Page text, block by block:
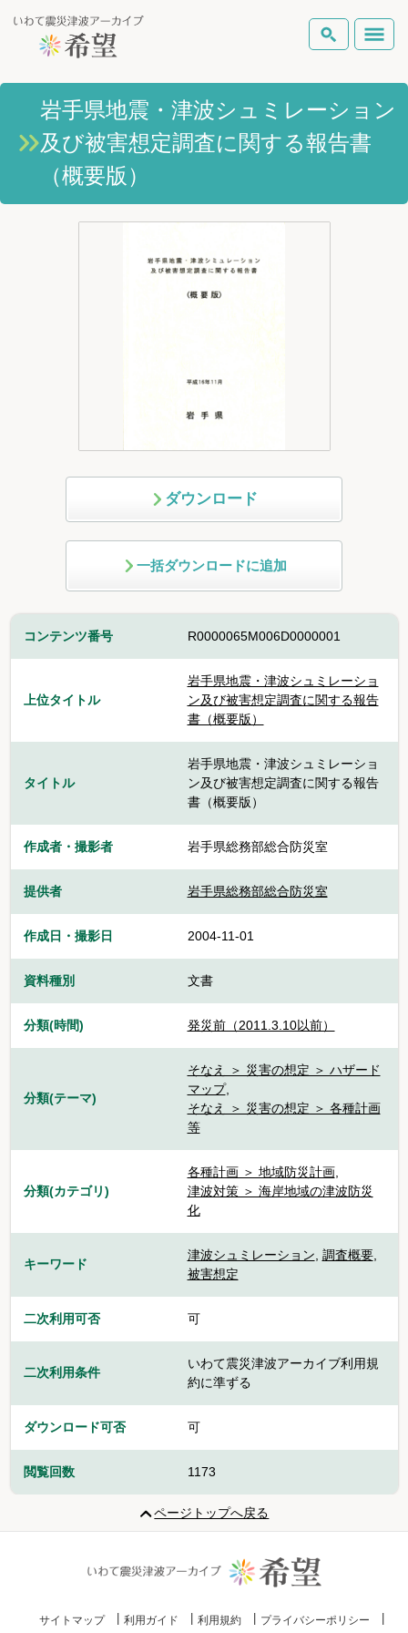
いわて震災津波アーカイブとは
岩手県の被害状況
検索
テーマから探す
岩手県地震・津波シュミレーション
及び被害想定調査に関する報告書
（概要版）
ダウンロード
一括ダウンロードに追加
コンテンツ番号 R0000065M006D0000001
上位タイトル
岩手県地震・津波シュミレーショ
ン及び被害想定調査に関する報告
書（概要版）
タイトル
岩手県地震・津波シュミレーショ
ン及び被害想定調査に関する報告
書（概要版）
作成者・撮影者 岩手県総務部総合防災室
提供者 岩手県総務部総合防災室
作成日・撮影日 2004-11-01
資料種別 文書
分類(時間) 発災前（2011.3.10以前）
分類(テーマ)
そなえ ＞ 災害の想定 ＞ ハザード
マップ,
そなえ ＞ 災害の想定 ＞ 各種計画
等
分類(カテゴリ)
各種計画 ＞ 地域防災計画,
津波対策 ＞ 海岸地域の津波防災
化
キーワード
津波シュミレーション, 調査概要,
被害想定
二次利用可否 可
二次利用条件
いわて震災津波アーカイブ利用規
約に準ずる
ダウンロード可否 可
閲覧回数 1173
ページトップへ戻る
サイトマップ 利用ガイド 利用規約 プライバシーポリシー